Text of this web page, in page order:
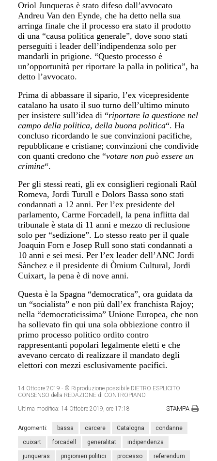
Oriol Junqueras è stato difeso dall’avvocato
Andreu Van den Eynde, che ha detto nella sua
arringa finale che il processo era stato il prodotto
di una “causa politica generale”, dove sono stati
perseguiti i leader dell’indipendenza solo per
mandarli in prigione. “Questo processo è
un’opportunità per riportare la palla in politica”, ha
detto l’avvocato.
Prima di abbassare il sipario, l’ex vicepresidente
catalano ha usato il suo turno dell’ultimo minuto
per insistere sull’idea di “riportare la questione nel
campo della politica, della buona politica“. Ha
concluso ricordando le sue convinzioni pacifiche,
repubblicane e cristiane; convinzioni che condivide
con quanti credono che “votare non può essere un
crimine“.
Per gli stessi reati, gli ex consiglieri regionali Raül
Romeva, Jordi Turull e Dolors Bassa sono stati
condannati a 12 anni. Per l’ex presidente del
parlamento, Carme Forcadell, la pena inflitta dal
tribunale è stata di 11 anni e mezzo di reclusione
solo per “sedizione”. Lo stesso reato per il quale
Joaquin Forn e Josep Rull sono stati condannati a
10 anni e sei mesi. Per l’ex leader dell’ANC Jordi
Sànchez e il presidente di Òmium Cultural, Jordi
Cuixart, la pena è di nove anni.
Questa è la Spagna “democratica”, ora guidata da
un “socialista” e non più dall’ex franchista Rajoy;
nella “democraticissima” Unione Europea, che non
ha sollevato fin qui una sola obbiezione contro il
primo processo politico ordito contro
rappresentanti popolari legalmente eletti e che
avevano cercato di realizzare il mandato degli
elettori con mezzi esclusivamente pacifici.
14 Ottobre 2019 - © Riproduzione possibile DIETRO ESPLICITO
CONSENSO della REDAZIONE di CONTROPIANO
Ultima modifica: 14 Ottobre 2019, ore 17:18 STAMPA
Argomenti: bassa carcere Catalogna condanne
cuixart forcadell generalitat indipendenza
junqueras prigionieri politici processo referendum